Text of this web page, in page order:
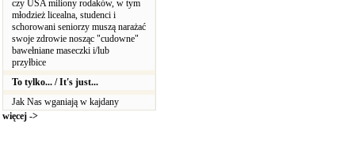
czy USA miliony rodaków, w tym
młodzież licealna, studenci i
schorowani seniorzy muszą narażać
swoje zdrowie nosząc "cudowne"
bawełniane maseczki i/lub
przyłbice
To tylko... / It's just...
Jak Nas wganiają w kajdany
więcej ->